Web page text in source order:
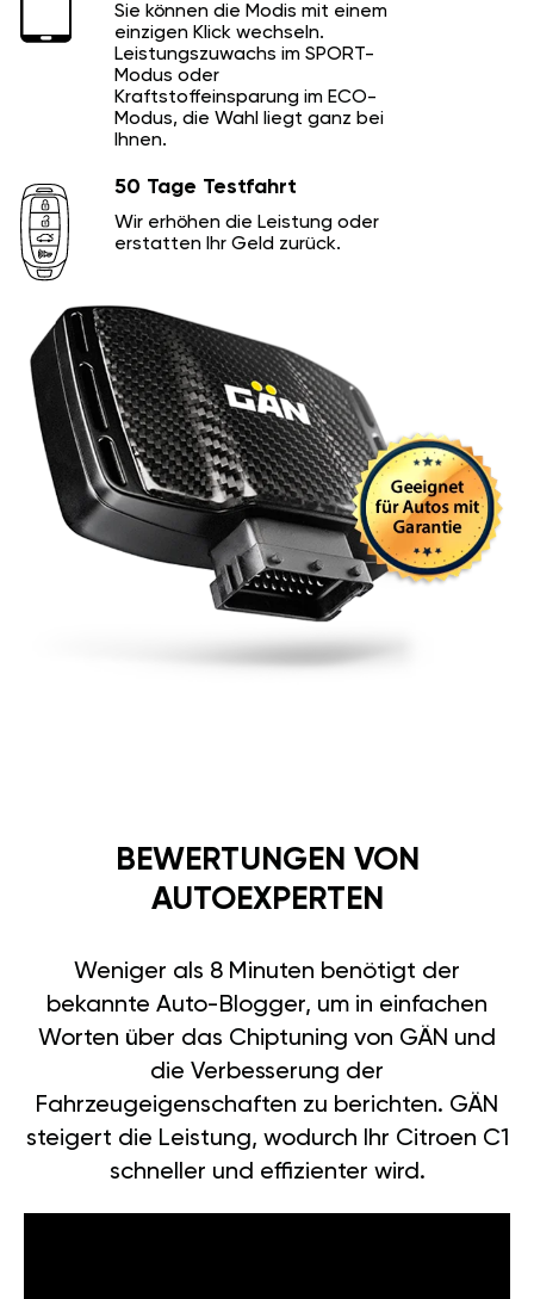
Sie können die Modis mit einem
einzigen Klick wechseln.
Leistungszuwachs im SPORT-
Modus oder
Kraftstoffeinsparung im ECO-
Modus, die Wahl liegt ganz bei
Ihnen.
50 Tage Testfahrt
Wir erhöhen die Leistung oder
erstatten Ihr Geld zurück.
BEWERTUNGEN VON
AUTOEXPERTEN
Weniger als 8 Minuten benötigt der
bekannte Auto-Blogger, um in einfachen
Worten über das Chiptuning von GÄN und
die Verbesserung der
Fahrzeugeigenschaften zu berichten. GÄN
steigert die Leistung, wodurch Ihr Citroen C1
schneller und effizienter wird.